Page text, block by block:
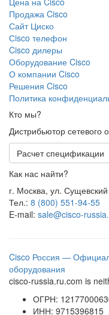
Продажа Cisco
Сайт Циско
Сisco телефон
Cisco дилеры
Оборудование Cisco
О компании Cisco
Решения Cisco
Политика
Кто мы?
Дистрибьютор сетевого
Расчет спецификации
Как нас найти?
г. Москва, ул.
Тел.: 8 (800) 551-94-55
E-mail: sale@cisco-
Cisco Россия —
оборудования
cisco-russia.ru.com is
ОГРН:
ИНН: 9715396815